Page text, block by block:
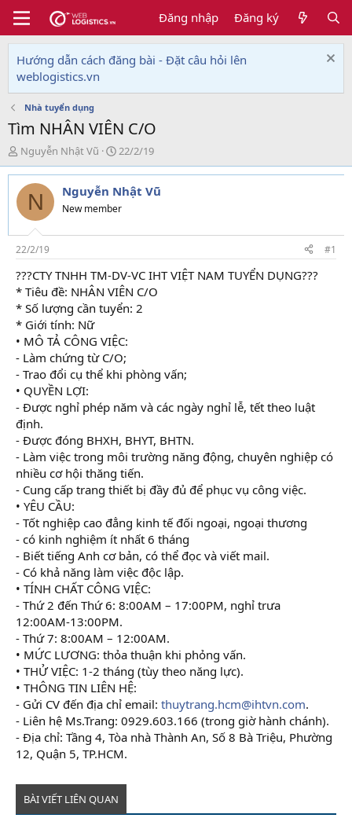
Đăng nhập Đăng ký
Hướng dẫn cách đăng bài - Đặt câu hỏi lên
weblogistics.vn
Nhà tuyển dụng
Tìm NHÂN VIÊN C/O
T
h
r
e
d
s
t
a
r
t
e
r
Nguyễn Nhật Vũ
N
g
à
y
g
i
22/2/19
N Nguyễn Nhật Vũ
New member
22/2/19 #1
???CTY TNHH TM-DV-VC IHT VIỆT NAM TUYỂN DỤNG???
* Tiêu đề: NHÂN VIÊN C/O
* Số lượng cần tuyển: 2
* Giới tính: Nữ
• MÔ TẢ CÔNG VIỆC:
- Làm chứng từ C/O;
- Trao đổi cụ thể khi phòng vấn;
• QUYỀN LỢI:
- Được nghỉ phép năm và các ngày nghỉ lễ, tết theo luật
định.
- Được đóng BHXH, BHYT, BHTN.
- Làm việc trong môi trường năng động, chuyên nghiệp có
nhiều cơ hội thăng tiến.
- Cung cấp trang thiết bị đầy đủ để phục vụ công việc.
• YÊU CẦU:
- Tốt nghiệp cao đẳng kinh tế đối ngoại, ngoại thương
- có kinh nghiệm ít nhất 6 tháng
- Biết tiếng Anh cơ bản, có thể đọc và viết mail.
- Có khả năng làm việc độc lập.
• TÍNH CHẤT CÔNG VIỆC:
- Thứ 2 đến Thứ 6: 8:00AM – 17:00PM, nghỉ trưa
12:00AM-13:00PM.
- Thứ 7: 8:00AM – 12:00AM.
• MỨC LƯƠNG: thỏa thuận khi phỏng vấn.
• THỬ VIỆC: 1-2 tháng (tùy theo năng lực).
• THÔNG TIN LIÊN HỆ:
- Gửi CV đến địa chỉ email: thuytrang.hcm@ihtvn.com.
- Liên hệ Ms.Trang: 0929.603.166 (trong giờ hành chánh).
- Địa chỉ: Tầng 4, Tòa nhà Thành An, Số 8 Bà Triệu, Phường
12, Quận 5, TP.HCM.
BÀI VIẾT LIÊN QUAN